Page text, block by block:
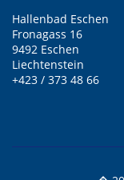
Hallenbad Eschen
Fronagass 16
9492 Eschen
Liechtenstein
+423 / 373 48 66